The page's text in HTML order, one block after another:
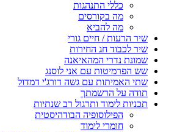
כללי התנהגות
מה בקורסים
מה להביא
שיר הרעות / חיים גורי
שיר לכבוד חג החירות
שמונת נדרי המהאיאנה
שש הפרמיטות עם אני לוסנג
שתי האמיתות עם גשה דורג'י דמדול
תודה על הרשמתך
תכניות לימוד ותרגול רב שנתיות
הפילוסופיה הבודהיסטית
חומרי לימוד